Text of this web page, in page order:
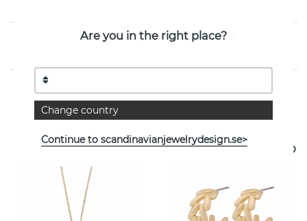
EGENSKAPER
Are you in the right place?
Change country
Continue to scandinavianjewelrydesign.se>